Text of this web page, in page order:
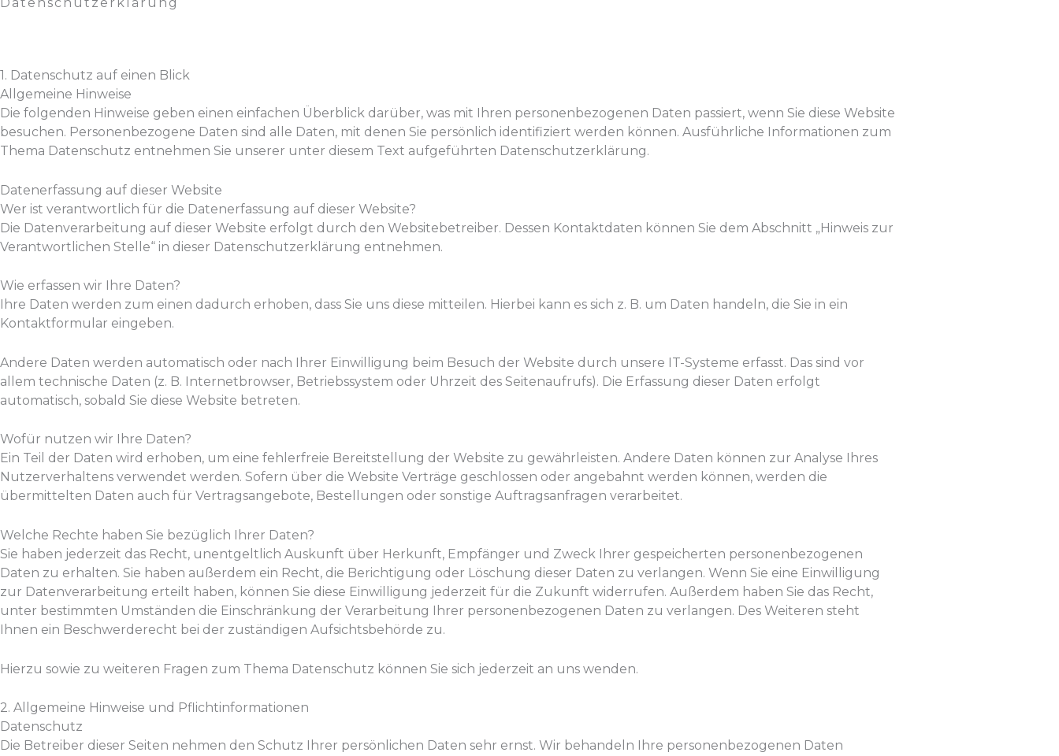
1. Datenschutz auf einen Blick
Allgemeine Hinweise
Die folgenden Hinweise geben einen einfachen Überblick darüber, was mit Ihren personenbezogenen Daten passiert, wenn Sie diese Website
besuchen. Personenbezogene Daten sind alle Daten, mit denen Sie persönlich identifiziert werden können. Ausführliche Informationen zum
Thema Datenschutz entnehmen Sie unserer unter diesem Text aufgeführten Datenschutzerklärung.
Datenerfassung auf dieser Website
Wer ist verantwortlich für die Datenerfassung auf dieser Website?
Die Datenverarbeitung auf dieser Website erfolgt durch den Websitebetreiber. Dessen Kontaktdaten können Sie dem Abschnitt „Hinweis zur
Verantwortlichen Stelle“ in dieser Datenschutzerklärung entnehmen.
Wie erfassen wir Ihre Daten?
Ihre Daten werden zum einen dadurch erhoben, dass Sie uns diese mitteilen. Hierbei kann es sich z. B. um Daten handeln, die Sie in ein
Kontaktformular eingeben.
Andere Daten werden automatisch oder nach Ihrer Einwilligung beim Besuch der Website durch unsere IT-Systeme erfasst. Das sind vor
allem technische Daten (z. B. Internetbrowser, Betriebssystem oder Uhrzeit des Seitenaufrufs). Die Erfassung dieser Daten erfolgt
automatisch, sobald Sie diese Website betreten.
Wofür nutzen wir Ihre Daten?
Ein Teil der Daten wird erhoben, um eine fehlerfreie Bereitstellung der Website zu gewährleisten. Andere Daten können zur Analyse Ihres
Nutzerverhaltens verwendet werden. Sofern über die Website Verträge geschlossen oder angebahnt werden können, werden die
übermittelten Daten auch für Vertragsangebote, Bestellungen oder sonstige Auftragsanfragen verarbeitet.
Welche Rechte haben Sie bezüglich Ihrer Daten?
Sie haben jederzeit das Recht, unentgeltlich Auskunft über Herkunft, Empfänger und Zweck Ihrer gespeicherten personenbezogenen
Daten zu erhalten. Sie haben außerdem ein Recht, die Berichtigung oder Löschung dieser Daten zu verlangen. Wenn Sie eine Einwilligung
zur Datenverarbeitung erteilt haben, können Sie diese Einwilligung jederzeit für die Zukunft widerrufen. Außerdem haben Sie das Recht,
unter bestimmten Umständen die Einschränkung der Verarbeitung Ihrer personenbezogenen Daten zu verlangen. Des Weiteren steht
Ihnen ein Beschwerderecht bei der zuständigen Aufsichtsbehörde zu.
Hierzu sowie zu weiteren Fragen zum Thema Datenschutz können Sie sich jederzeit an uns wenden.
2. Allgemeine Hinweise und Pflicht­informationen
Datenschutz
Die Betreiber dieser Seiten nehmen den Schutz Ihrer persönlichen Daten sehr ernst. Wir behandeln Ihre personenbezogenen Daten